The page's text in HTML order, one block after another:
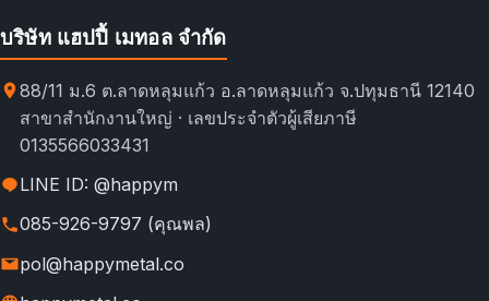
บริษัท แฮปปี้ เมทอล จำกัด
88/11 ม.6 ต.ลาดหลุมแก้ว อ.ลาดหลุมแก้ว จ.ปทุมธานี 12140
สาขาสำนักงานใหญ่ · เลขประจำตัวผู้เสียภาษี
0135566033431
LINE ID: @happym
085-926-9797 (คุณพล)
pol@happymetal.co